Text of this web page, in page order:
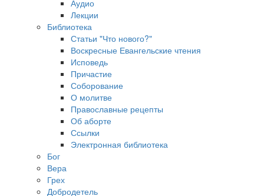
Аудио
Лекции
Библиотека
Статьи "Что нового?"
Воскресные Евангельские чтения
Исповедь
Причастие
Соборование
О молитве
Православные рецепты
Об аборте
Ссылки
Электронная библиотека
Бог
Вера
Грех
Добродетель